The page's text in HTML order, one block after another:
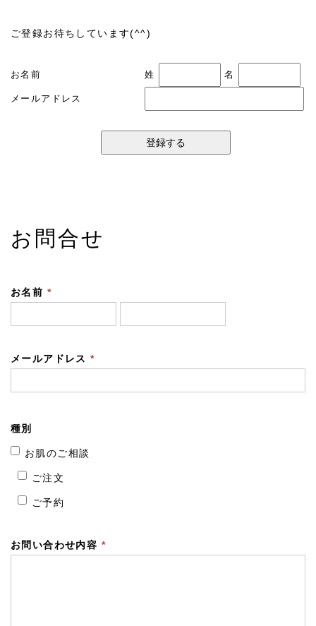
ご登録お待ちしています(^^)
お名前 姓 名
メールアドレス
お問合せ
お名前 *
メールアドレス*
種別
お肌のご相談
ご注文
ご予約
お問い合わせ内容 *